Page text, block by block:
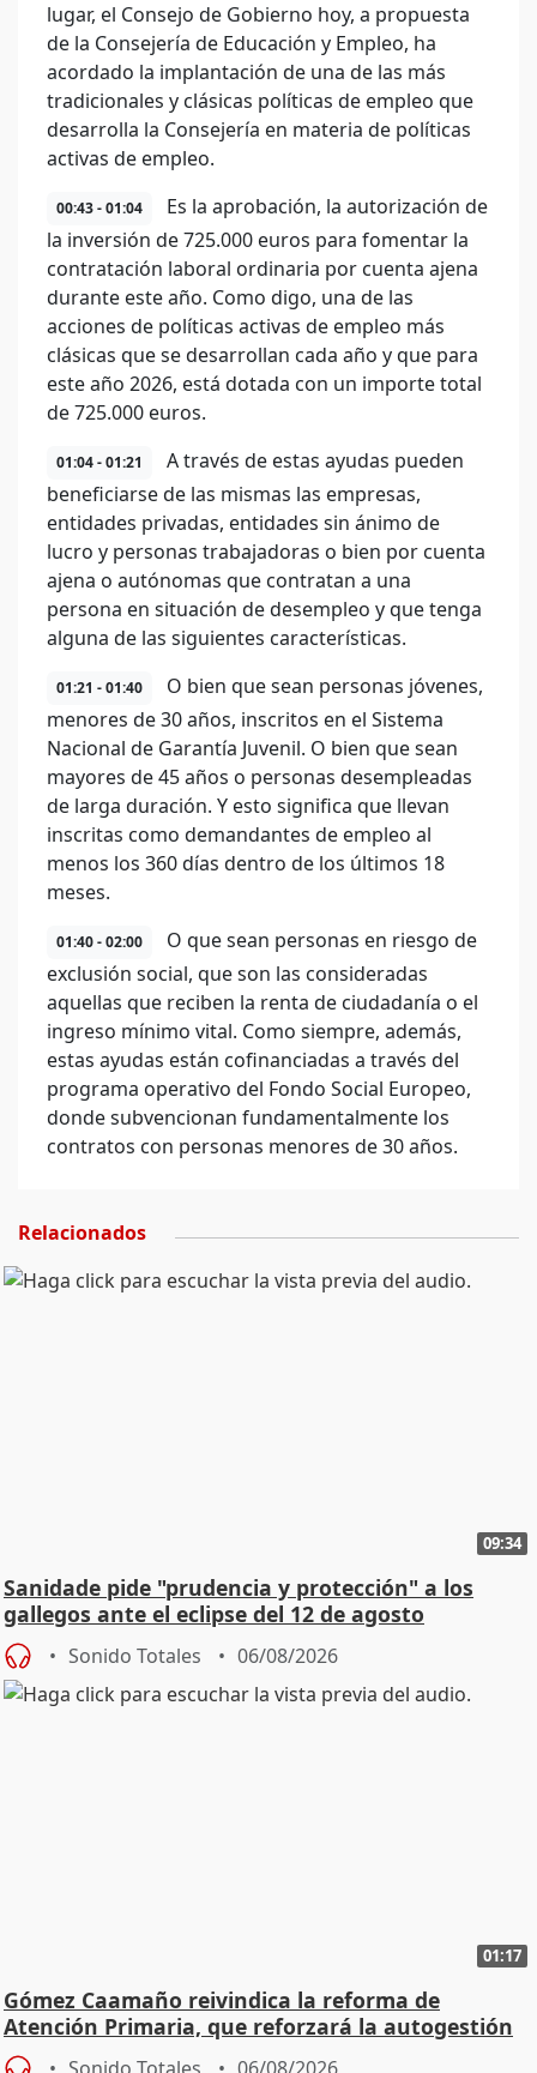
lugar, el Consejo de Gobierno hoy, a propuesta
de la Consejería de Educación y Empleo, ha
acordado la implantación de una de las más
tradicionales y clásicas políticas de empleo que
desarrolla la Consejería en materia de políticas
activas de empleo.
00:43 - 01:04
Es la aprobación, la autorización de
la inversión de 725.000 euros para fomentar la
contratación laboral ordinaria por cuenta ajena
durante este año. Como digo, una de las
acciones de políticas activas de empleo más
clásicas que se desarrollan cada año y que para
este año 2026, está dotada con un importe total
de 725.000 euros.
01:04 - 01:21
A través de estas ayudas pueden
beneficiarse de las mismas las empresas,
entidades privadas, entidades sin ánimo de
lucro y personas trabajadoras o bien por cuenta
ajena o autónomas que contratan a una
persona en situación de desempleo y que tenga
alguna de las siguientes características.
01:21 - 01:40
O bien que sean personas jóvenes,
menores de 30 años, inscritos en el Sistema
Nacional de Garantía Juvenil. O bien que sean
mayores de 45 años o personas desempleadas
de larga duración. Y esto significa que llevan
inscritas como demandantes de empleo al
menos los 360 días dentro de los últimos 18
meses.
01:40 - 02:00
O que sean personas en riesgo de
exclusión social, que son las consideradas
aquellas que reciben la renta de ciudadanía o el
ingreso mínimo vital. Como siempre, además,
estas ayudas están cofinanciadas a través del
programa operativo del Fondo Social Europeo,
donde subvencionan fundamentalmente los
contratos con personas menores de 30 años.
Relacionados
09:34
Sanidade pide "prudencia y protección" a los
gallegos ante el eclipse del 12 de agosto
Sonido Totales 06/08/2026
01:17
Gómez Caamaño reivindica la reforma de
Atención Primaria, que reforzará la autogestión